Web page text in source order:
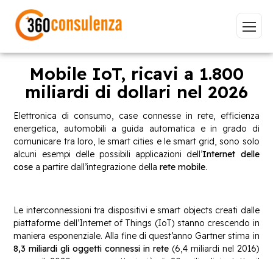
Vai
Sviluppo software BeeProd
Inizia a digitare per visualizzare le pagine consigliate.
Mobile IoT, ricavi a 1.800
miliardi di dollari nel 2026
Elettronica di consumo, case connesse in rete, efficienza
energetica, automobili a guida automatica e in grado di
comunicare tra loro, le smart cities e le smart grid, sono solo
alcuni esempi delle possibili applicazioni dell’Internet delle
cose a partire dall’integrazione dellarete mobile.
Le interconnessioni tra dispositivi e smart objects creati dalle
piattaforme dell’Internet of Things (IoT) stanno crescendo in
maniera esponenziale. Alla fine di quest’anno Gartner stima in
8,3 miliardi gli oggetti connessi in rete(6,4 miliardi nel 2016)